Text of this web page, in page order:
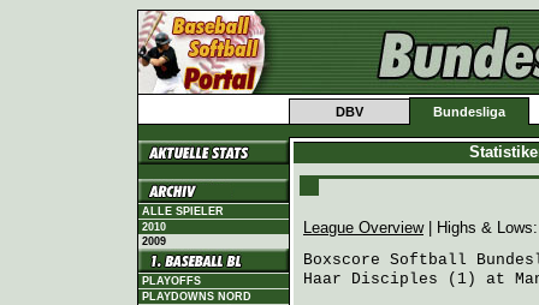
DBV Bundesliga
ALLE SPIELER
2010
2009
PLAYOFFS
PLAYDOWNS NORD
League Overview| Highs &
Boxscore Softball
Haar Disciples (1) at